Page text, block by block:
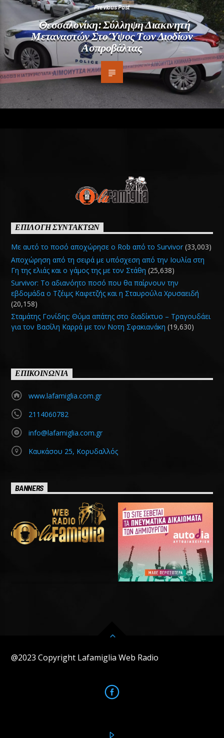
Previous Post
Θεσσαλονίκη: Σύλληψη Διακινητή
Μεταναστών Στο Ύψος Των Διοδίων
Ασπροβάλτας
ΕΠΙΛΟΓΗ ΣΥΝΤΑΚΤΩΝ
Με αυτό το ποσό αποχώρησε ο Rob από το Survivor (33,003)
Αποχώρηση από τη σειρά με υπόσχεση από την Ιουλία στη
Γη της ελιάς και ο γάμος της με τον Στάθη (25,638)
Survivor: Το αδιανόητο ποσό που θα παίρνουν την
εβδομάδα ο Τζέιμς Καφετζής και η Σταυρούλα Χρυσαειδή
(20,158)
Σταμάτης Γονίδης: Θύμα απάτης στο διαδίκτυο – Τραγουδάει
για τον Βασίλη Καρρά με τον Νοτη Σφακιανάκη (19,630)
ΕΠΙΚΟΙΝΩΝΙΑ
www.lafamiglia.com.gr
2114060782
info@lafamiglia.com.gr
Καυκάσου 25, Κορυδαλλός
BANNERS
@2023 Copyright Lafamiglia Web Radio